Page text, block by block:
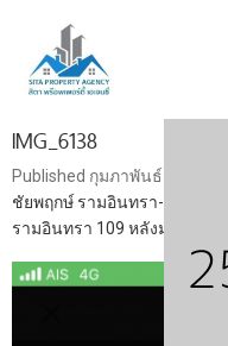
IMG_6138
Published กุมภาพันธ์ 7, 2024
ชัยพฤกษ์ รามอินทรา-พระยา
รามอินทรา 109 หลังมุม